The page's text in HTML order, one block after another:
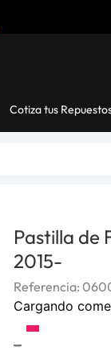
Cotiza tus
Pastilla de
2015-
Referencia:
Cargando
-